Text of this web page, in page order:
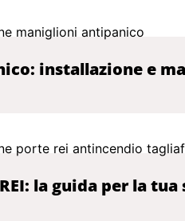
installazione e
la guida per la tua